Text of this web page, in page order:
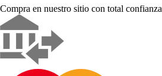
Compra en nuestro sitio con total confianza